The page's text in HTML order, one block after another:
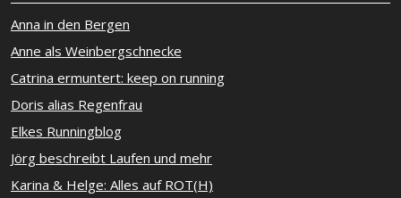
Anna in den Bergen
Anne als Weinbergschnecke
Catrina ermuntert: keep on running
Doris alias Regenfrau
Elkes Runningblog
Jörg beschreibt Laufen und mehr
Karina & Helge: Alles auf ROT(H)